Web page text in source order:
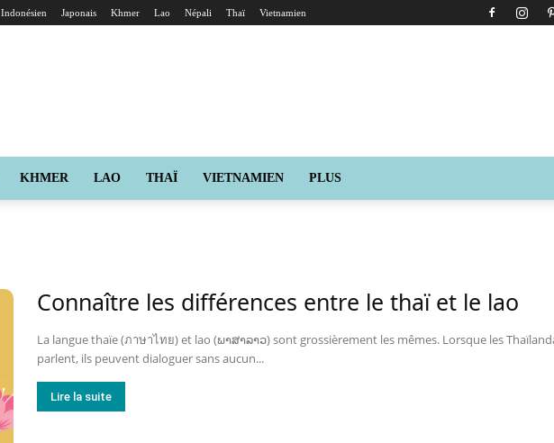
Indonésien Japonais Khmer Lao Népali Thaï Vietnamien
KHMER LAO THAÏ VIETNAMIEN PLUS
Connaître les différences entre le thaï et le lao
La langue thaïe (ภาษาไทย) et lao (ພາສາລາວ) sont grossièrement les mêmes. Lorsque les
parlent, ils peuvent dialoguer sans aucun...
Lire la suite